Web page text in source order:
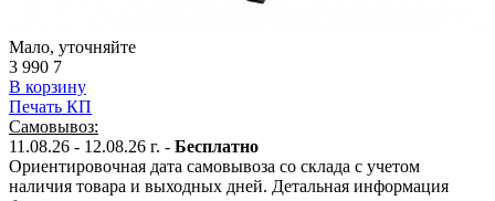
Мало, уточняйте
3 990 7
В корзину
Печать КП
Самовывоз:
11.08.26 - 12.08.26 г. - Бесплатно
Ориентировочная дата самовывоза со склада с учетом
наличия товара и выходных дней. Детальная информация